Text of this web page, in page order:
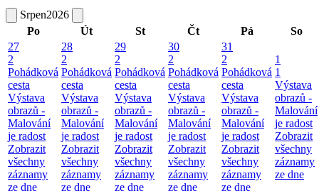
Srpen2026
Po
Út St Čt Pá
So
27
2
Pohádková
cesta
Výstava
obrazů -
Malování
je radost
Zobrazit
všechny
záznamy
ze dne
28
2
Pohádková
cesta
Výstava
obrazů -
Malování
je radost
Zobrazit
všechny
záznamy
ze dne
29
2
Pohádková
cesta
Výstava
obrazů -
Malování
je radost
Zobrazit
všechny
záznamy
ze dne
30
2
Pohádková
cesta
Výstava
obrazů -
Malování
je radost
Zobrazit
všechny
záznamy
ze dne
31
2
Pohádková
cesta
Výstava
obrazů -
Malování
je radost
Zobrazit
všechny
záznamy
ze dne
1
1
Výstava
obrazů -
Malování
je radost
Zobrazit
všechny
záznamy
ze dne